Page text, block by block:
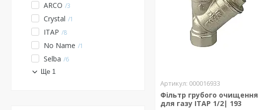
ARCO 3
Crystal 1
ITAP 8
No Name 1
Selba 6
Ще 1
000016933
Фільтр грубого очищення
для газу ITAP 1/2| 193